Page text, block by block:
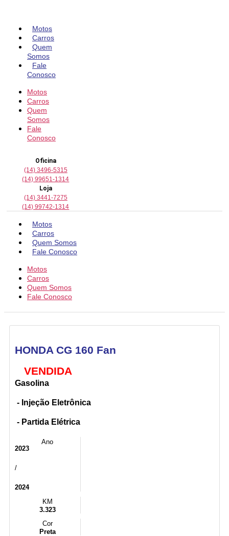
conteúdo
Motos
Carros
Quem
Somos
Fale
Conosco
Motos
Carros
Quem
Somos
Fale
Conosco
Oficina
(14) 3496-5315
(14) 99651-1314
Loja
(14) 3441-7275
(14) 99742-1314
Motos
Carros
Quem Somos
Fale Conosco
Motos
Carros
Quem Somos
Fale Conosco
HONDA CG 160 Fan
VENDIDA
Gasolina
- Injeção Eletrônica
- Partida Elétrica
Ano
2023
/
2024
KM
3.323
Cor
Preta